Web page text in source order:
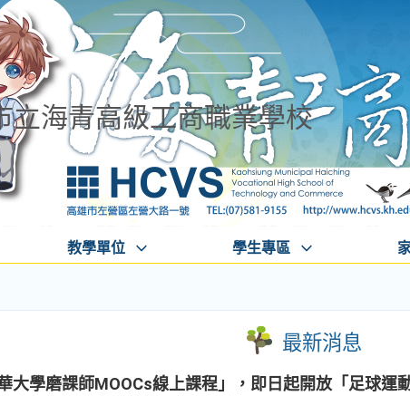
立海青高級工商職業學校
教學單位 學生專區
最新消息
華大學磨課師MOOCs線上課程」，即日起開放「足球